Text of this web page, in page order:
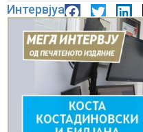
Интервјуа